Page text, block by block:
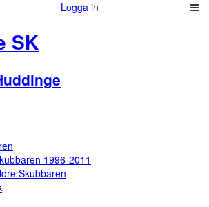
Logga in
SK
1996-2011
Skubbaren